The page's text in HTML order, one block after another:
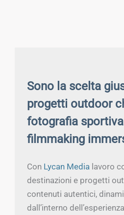
Sono la scelta
progetti outdoor
fotografia sportiva
filmmaking
Con Lycan Media lavoro
destinazioni e progetti
contenuti autentici,
dall’interno